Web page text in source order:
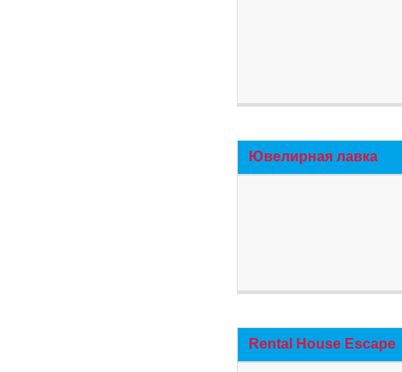
Ювелирная лавка
Rental House Escape